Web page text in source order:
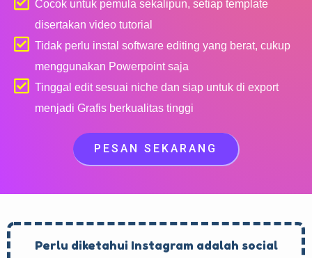
Cocok untuk pemula sekalipun, setiap template
disertakan video tutorial
Tidak perlu instal software editing yang berat, cukup
menggunakan Powerpoint saja
Tinggal edit sesuai niche dan siap untuk di export
menjadi Grafis berkualitas tinggi
PESAN SEKARANG
Perlu diketahui Instagram adalah social